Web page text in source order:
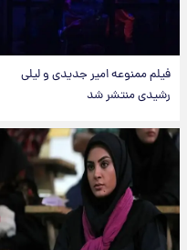
فیلم ممنوعه امیر جدیدی و لیلی
رشیدی منتشر شد